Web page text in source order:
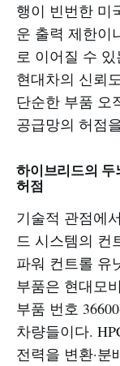
행이 빈번한 미
운 출력 제한이
로 이어질 수
현대차의 신뢰
단순한 부품 오
공급망의 허점
하이브리드의 두
허점
기술적 관점에
드 시스템의 컨
파워 컨트롤 유
부품은 현대모
부품 번호
차량들이다.
전력을 변환·